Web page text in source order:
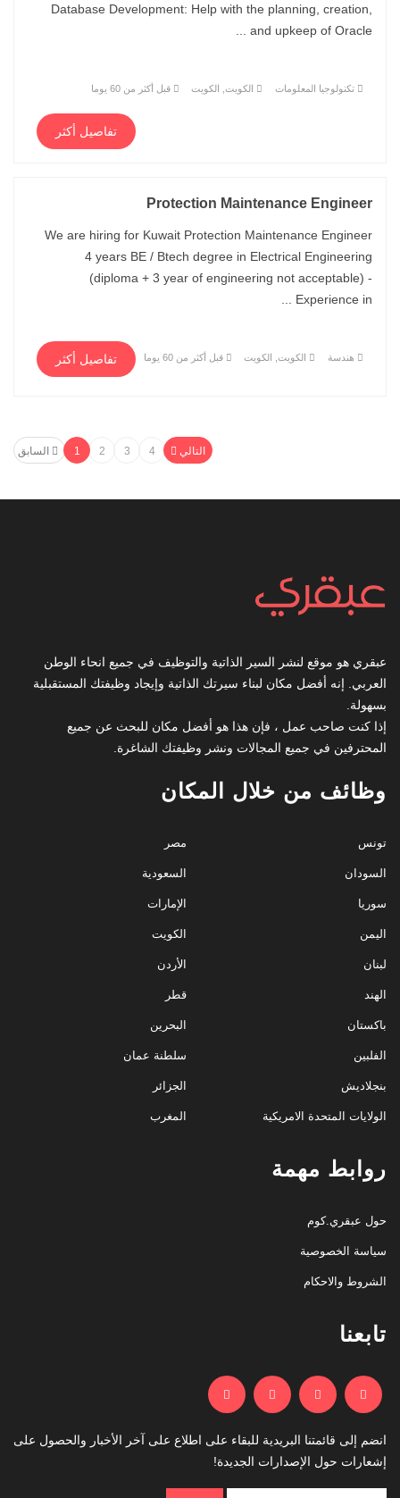
Database Development: Help with the planning, creation,
and upkeep of Oracle ...
تكنولوجيا المعلومات الكويت, الكويت قبل أكثر من 60 يوما
تفاصيل أكثر
Protection Maintenance Engineer
We are hiring for Kuwait Protection Maintenance Engineer
4 years BE / Btech degree in Electrical Engineering
(diploma + 3 year of engineering not acceptable) -
Experience in ...
هندسة الكويت, الكويت قبل أكثر من 60 يوما تفاصيل أكثر
السابق 1 2 3 4 التالي
عبقري هو موقع لنشر السير الذاتية والتوظيف في جميع انحاء الوطن
العربي. إنه أفضل مكان لبناء سيرتك الذاتية وإيجاد وظيفتك المستقبلية
بسهولة.
إذا كنت صاحب عمل ، فإن هذا هو أفضل مكان للبحث عن جميع
المحترفين في جميع المجالات ونشر وظيفتك الشاغرة.
وظائف من خلال المكان
مصر
السعودية
الإمارات
الكويت
الأردن
قطر
البحرين
سلطنة عمان
الجزائر
المغرب
تونس
السودان
سوريا
اليمن
لبنان
الهند
باكستان
الفلبين
بنجلاديش
الولايات المتحدة الامريكية
روابط مهمة
حول عبقري.كوم
سياسة الخصوصية
الشروط والاحكام
تابعنا
انضم إلى قائمتنا البريدية للبقاء على اطلاع على آخر الأخبار والحصول على
إشعارات حول الإصدارات الجديدة!